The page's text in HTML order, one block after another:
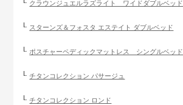
クラウンジュエルラズライト ワイドダブルベッド
スターンズ＆フォスタ エステイト ダブルベッド
ポスチャーペディックマットレス シングルベッド
チタンコレクション パサージュ
チタンコレクション ロンド